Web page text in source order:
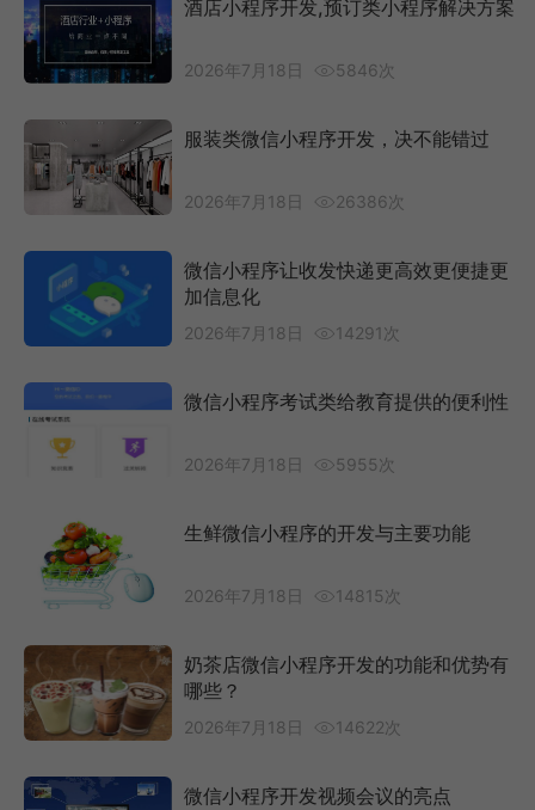
酒店小程序开发,预订类小程序解决方案
2026年7月18日 5846次
服装类微信小程序开发，决不能错过
2026年7月18日 26386次
微信小程序让收发快递更高效更便捷更
加信息化
2026年7月18日 14291次
微信小程序考试类给教育提供的便利性
2026年7月18日 5955次
生鲜微信小程序的开发与主要功能
2026年7月18日 14815次
奶茶店微信小程序开发的功能和优势有
哪些？
2026年7月18日 14622次
微信小程序开发视频会议的亮点